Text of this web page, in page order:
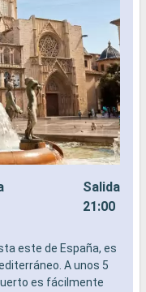
Salida
21:00
este de España, es
A unos 5
es fácilmente